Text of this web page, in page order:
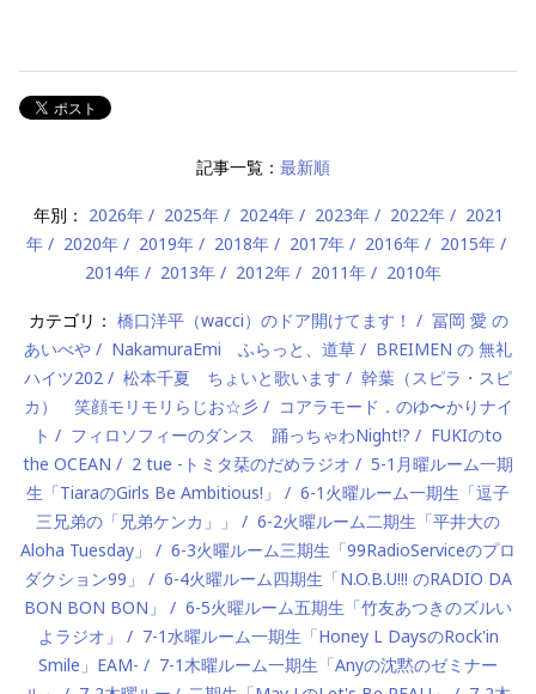
記事一覧： 最新順
年別： 2026年 2025年 2024年 2023年 2022年
2021
年
2020年 2019年 2018年 2017年 2016年
2015年
2014年
2013年 2012年 2011年 2010年
カテゴリ： 橋口洋平（wacci）のドア開けてます！
冨岡 愛 の
あいべや
NakamuraEmi ふらっと、道草
BREIMEN の 無礼
ハイツ202
松本千夏 ちょいと歌います
幹葉（スピラ・スピ
カ） 笑顔モリモリらじお☆彡
コアラモード．のゆ〜かりナイ
ト
フィロソフィーのダンス 踊っちゃわNight!?
FUKIのto
the OCEAN
2 tue -トミタ栞のだめラジオ
5-1月曜ルーム一期
生「TiaraのGirls Be Ambitious!」
6-1火曜ルーム一期生「逗子
三兄弟の「兄弟ケンカ」」
6-2火曜ルーム二期生「平井大の
Aloha Tuesday」
6-3火曜ルーム三期生「99RadioServiceのプロ
ダクション99」
6-4火曜ルーム四期生「N.O.B.U!!! のRADIO DA
BON BON BON」
6-5火曜ルーム五期生「竹友あつきのズルい
よラジオ」
7-1水曜ルーム一期生「Honey L DaysのRock'in
Smile」EAM-
7-1木曜ルーム一期生「Anyの沈黙のゼミナー